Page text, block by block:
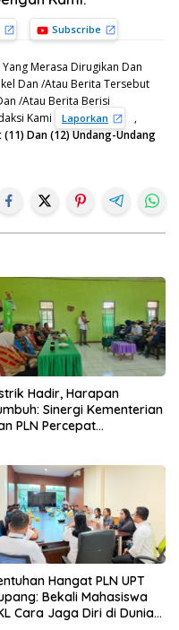
Subscribe
Merasa Dirugikan Dan
Dan /Atau Berita Tersebut
/Atau Berita Berisi
Kami
Laporkan
,
(11) Dan (12) Undang-Undang
Hadir, Harapan
Sinergi Kementerian
PLN Percepat
Hangat PLN UPT
Bekali Mahasiswa
Cara Jaga Diri di Dunia